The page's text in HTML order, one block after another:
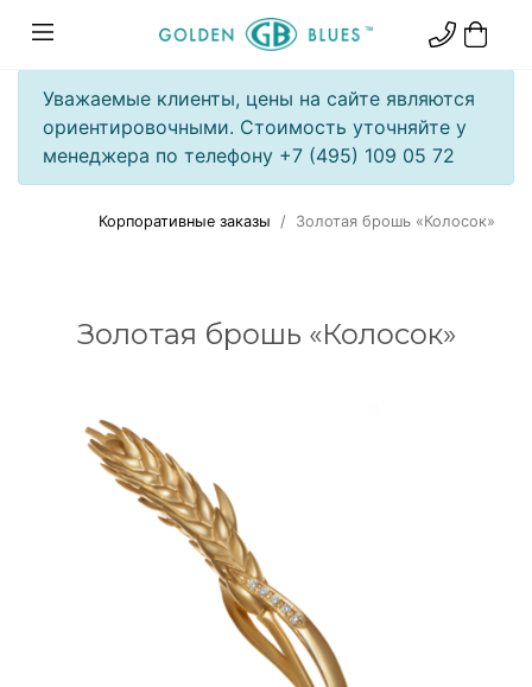
Уважаемые клиенты, цены на сайте являются
ориентировочными. Стоимость уточняйте у
менеджера по телефону +7 (495) 109 05 72
Корпоративные заказы Золотая брошь «Колосок»
Золотая брошь «Колосок»